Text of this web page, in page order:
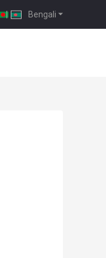
Bengali
|